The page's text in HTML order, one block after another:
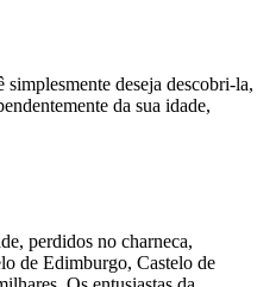
deseja descobri-la,
da sua idade,
perdidos no charneca,
de Edimburgo, Castelo de